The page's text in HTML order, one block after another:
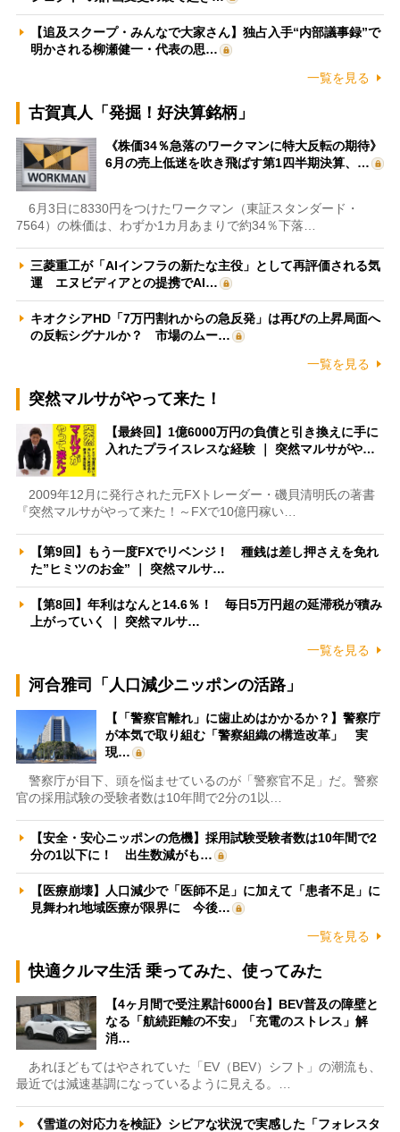
【追及スクープ・みんなで大家さん】独占入手“内部議事録”で
明かされる柳瀬健一・代表の思…
一覧を見る
古賀真人「発掘！好決算銘柄」
《株価34％急落のワークマンに特大反転の期待》
6月の売上低迷を吹き飛ばす第1四半期決算、…
6月3日に8330円をつけたワークマン（東証スタンダード・
7564）の株価は、わずか1カ月あまりで約34％下落…
三菱重工が「AIインフラの新たな主役」として再評価される気
運 エヌビディアとの提携でAI…
キオクシアHD「7万円割れからの急反発」は再びの上昇局面へ
の反転シグナルか？ 市場のムー…
一覧を見る
突然マルサがやって来た！
【最終回】1億6000万円の負債と引き換えに手に
入れたプライスレスな経験 ｜ 突然マルサがや…
2009年12月に発行された元FXトレーダー・磯貝清明氏の著書
『突然マルサがやって来た！～FXで10億円稼い…
【第9回】もう一度FXでリベンジ！ 種銭は差し押さえを免れ
た”ヒミツのお金” ｜ 突然マルサ…
【第8回】年利はなんと14.6％！ 毎日5万円超の延滞税が積み
上がっていく ｜ 突然マルサ…
一覧を見る
河合雅司「人口減少ニッポンの活路」
【「警察官離れ」に歯止めはかかるか？】警察庁
が本気で取り組む「警察組織の構造改革」 実
現…
警察庁が目下、頭を悩ませているのが「警察官不足」だ。警察
官の採用試験の受験者数は10年間で2分の1以…
【安全・安心ニッポンの危機】採用試験受験者数は10年間で2
分の1以下に！ 出生数減がも…
【医療崩壊】人口減少で「医師不足」に加えて「患者不足」に
見舞われ地域医療が限界に 今後…
一覧を見る
快適クルマ生活 乗ってみた、使ってみた
【4ヶ月間で受注累計6000台】BEV普及の障壁と
なる「航続距離の不安」「充電のストレス」解
消…
あれほどもてはやされていた「EV（BEV）シフト」の潮流も、
最近では減速基調になっているように見える。…
《雪道の対応力を検証》シビアな状況で実感した「フォレスタ